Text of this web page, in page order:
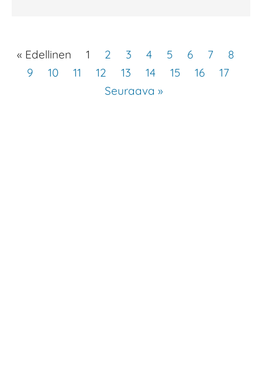
« Edellinen 1 2 3 4 5 6 7
8
9
10 11 12 13 14 15 16
17
Seuraava »